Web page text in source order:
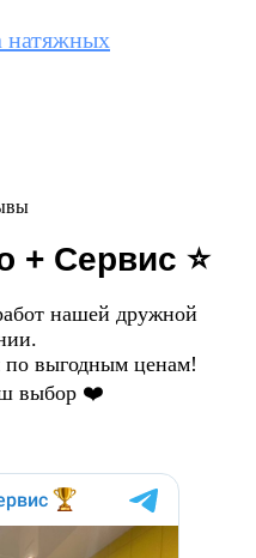
натяжных
+ Сервис ⭐️
нашей дружной
выгодным ценам!
выбор ❤️